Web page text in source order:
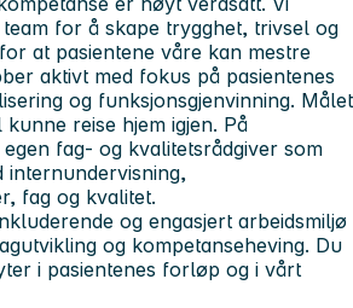
for å skape trygghet, trivsel og
at pasientene våre kan mestre
aktivt med fokus på pasientenes
og funksjonsgjenvinning. Målet
reise hjem igjen. På
fag- og kvalitetsrådgiver som
internundervisning,
fag og kvalitet.
og engasjert arbeidsmiljø
og kompetanseheving. Du
i pasientenes forløp og i vårt